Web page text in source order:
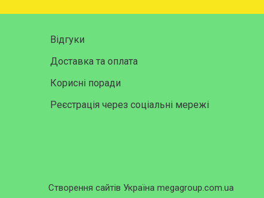
Відгуки
Доставка та оплата
Корисні поради
Реєстрація через соціальні мережі
Створення сайтів Україна megagroup.com.ua